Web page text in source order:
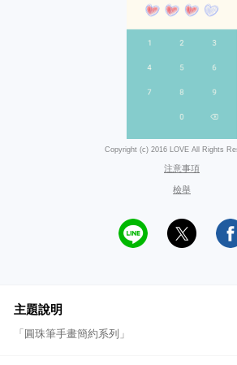
Copyright (c) 2016 LOVE All Rights
注意事項
檢舉
主題說明
「圓珠筆手畫簡約系列」